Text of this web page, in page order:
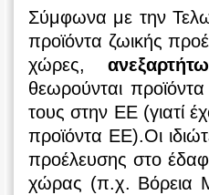
Σύμφωνα με την
προϊόντα ζωικής
χώρες,
θεωρούνται
τους στην ΕΕ (γιατί
προϊόντα ΕΕ).Οι
προέλευσης στο
χώρας (π.χ. Βόρεια